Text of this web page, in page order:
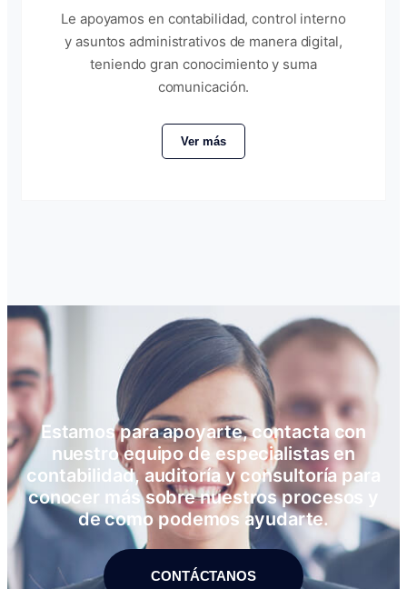
Le apoyamos en contabilidad, control interno
y asuntos administrativos de manera digital,
teniendo gran conocimiento y suma
comunicación.
Ver más
Estamos para apoyarte, contacta con
nuestro equipo de especialistas en
contabilidad, auditoría y consultoría para
conocer más sobre nuestros procesos y
de como podemos ayudarte.
CONTÁCTANOS